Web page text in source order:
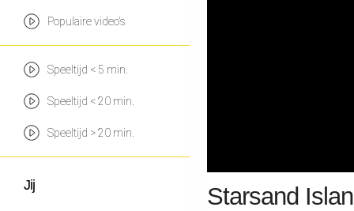
Populaire video's
Speeltijd < 5 min.
Speeltijd < 20 min.
Speeltijd > 20 min.
Jij
Starsand